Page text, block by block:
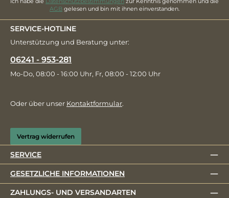
Ich habe die Datenschutzbestimmungen zur Kenntnis genommen und die
AGB gelesen und bin mit ihnen einverstanden.
SERVICE-HOTLINE
Unterstützung und Beratung unter:
06241 - 953-281
Mo-Do, 08:00 - 16:00 Uhr, Fr, 08:00 - 12:00 Uhr
Oder über unser Kontaktformular.
Vertrag widerrufen
SERVICE
GESETZLICHE INFORMATIONEN
ZAHLUNGS- UND VERSANDARTEN